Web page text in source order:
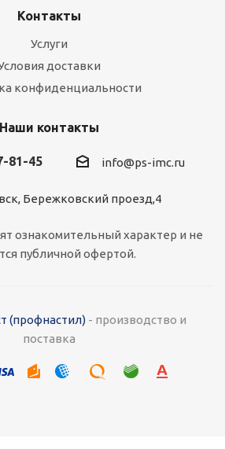
Контакты
Услуги
доставки
конфиденциальности
Наши контакты
81-45 info@ps-imc.ru
Бережковский проезд,4
ознакомительный характер и не
публичной офертой.
(профнастил) - производство и
поставка